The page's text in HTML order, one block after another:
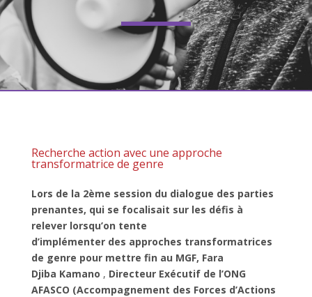
Recherche action avec une approche
transformatrice de genre
Lors de la 2ème session du dialogue des parties
prenantes, qui se focalisait sur les défis à
relever lorsqu’on tente
d’implémenter des approches transformatrices
de genre pour mettre fin au MGF, Fara
Djiba Kamano , Directeur Exécutif de l’ONG
AFASCO (Accompagnement des Forces d’Actions